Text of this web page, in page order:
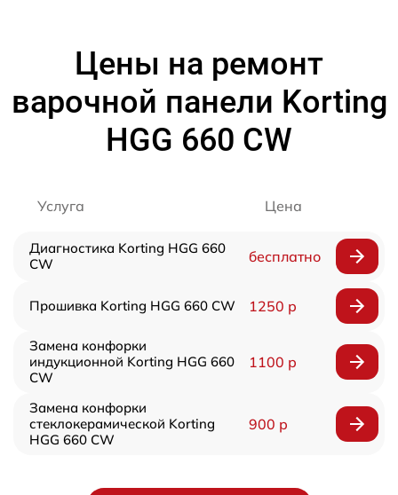
Цены на ремонт
варочной панели Korting
HGG 660 CW
Услуга Цена
Диагностика Korting HGG 660
CW
бесплатно
Прошивка Korting HGG 660 CW 1250 р
Замена конфорки
индукционной Korting HGG 660
CW
1100 р
Замена конфорки
стеклокерамической Korting
HGG 660 CW
900 р